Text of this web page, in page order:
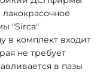
"Sirca"
в комплект входит
не требует
в пазы